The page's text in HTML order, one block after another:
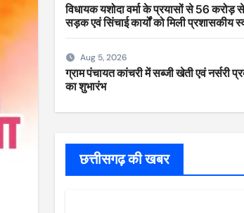
विधायक यशोदा वर्मा के प्रयासों से 56
सड़क एवं सिंचाई कार्यों को मिली प्रशासकीय
Aug 5, 2026
ग्राम पंचायत कांचरी में सब्जी खेती एवं नर्सरी
का शुभारंभ
छत्तीसगढ़ की खबर